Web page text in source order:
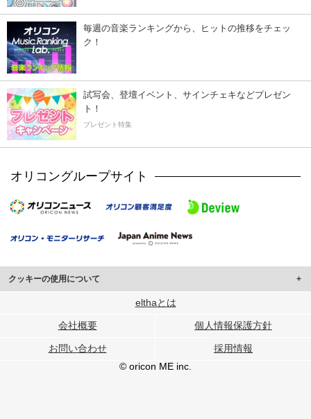
毎週の音楽ランキングから、ヒットの推移をチェッ
ク！
試写会、登壇イベント、サインチェキなどプレゼン
ト！
プレゼント特集
オリコングループサイト
クッキーの使用について
このサイトでは Cookie を使用して、ユーザーに合わせたコンテンツや広告の
行っています。
メディアや広告配信、データ解析の各パートナーに提供しています。
各パートナーは、この情報とユーザーが各パートナーに提供した他の情報や、
ユーザーが各パートナーのサービスを使用したときに収集した他の情報を組み
elthaとは
会社概要 個人情報保護方針
お問い合わせ
採用情報
© oricon ME inc.